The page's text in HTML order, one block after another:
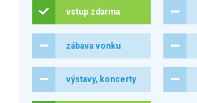
vstup zdarma
zábava vonku
výstavy, koncerty